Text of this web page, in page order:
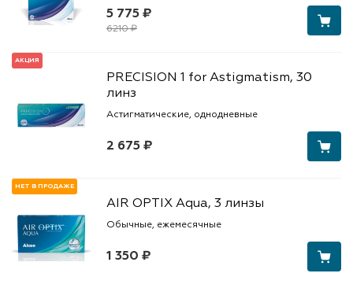
5 775 ₽
6210 ₽
АКЦИЯ
2 675 ₽
PRECISION 1 for Astigmatism, 30
линз
Астигматические, однодневные
НЕТ В ПРОДАЖЕ
1 350 ₽
AIR OPTIX Aqua, 3 линзы
Обычные, ежемесячные